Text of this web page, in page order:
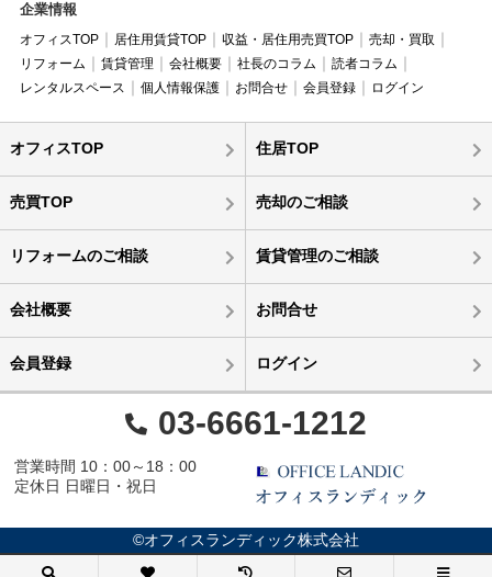
企業情報
オフィスTOP 居住用賃貸TOP 収益・居住用売買TOP
売却・買取
リフォーム
賃貸管理 会社概要 社長のコラム
読者コラム
レンタルスペース
個人情報保護 お問合せ 会員登録 ログイン
オフィスTOP 住居TOP
売買TOP 売却のご相談
リフォームのご相談 賃貸管理のご相談
会社概要 お問合せ
会員登録 ログイン
03-6661-1212
営業時間 10：00～18：00
定休日 日曜日・祝日
©オフィスランディック株式会社